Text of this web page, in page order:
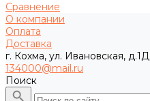
Сравнение
О компании
Оплата
Доставка
г. Кохма, ул. Ивановская, д.1Д
134000@mail.ru
Поиск